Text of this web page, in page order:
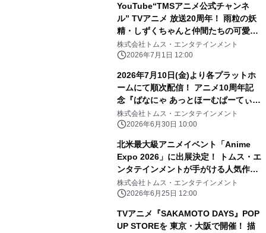
YouTube“TMSアニメ公式チャンネ
ル” TVアニメ 放送20周年！ 雨粒の妖
精・しずくちゃんと仲間たちの可愛い
ストーリーが詰まった TVアニメ『ぷ
るるんっ！しずくちゃん』を全話無料
株式会社トムス・エンタテインメント
2026年7月1日 12:00
2026年7月10日(金)より各プラットホ
ームにて順次配信！ アニメ10周年記
念『ばなにゃ あっとほーむぱーてぃ
ー』 続投となる ばなにゃ役：梶裕
貴、ベイビースイート役：村瀬歩 豪
ゆいな／森川智之の オフィシャルコメ
ントが解禁！
株式会社トムス・エンタテインメント
2026年6月30日 10:00
北米最大級アニメイベント「Anime
Expo 2026」に出展決定！ トムス・エ
ンタテインメントが手がける人気作品
が集結し “日本のお祭り”体験を展開
株式会社トムス・エンタテインメント
2026年6月25日 12:00
TVアニメ『SAKAMOTO DAYS』POP
UP STOREを 東京・大阪で開催！ 描